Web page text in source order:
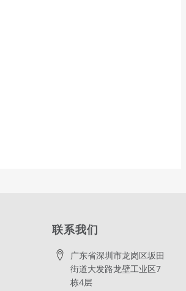
联系我们
广东省深圳市龙岗区坂田
街道大发路龙壁工业区7
栋4层